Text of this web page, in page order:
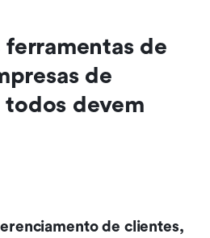
de
de
devem
de clientes,